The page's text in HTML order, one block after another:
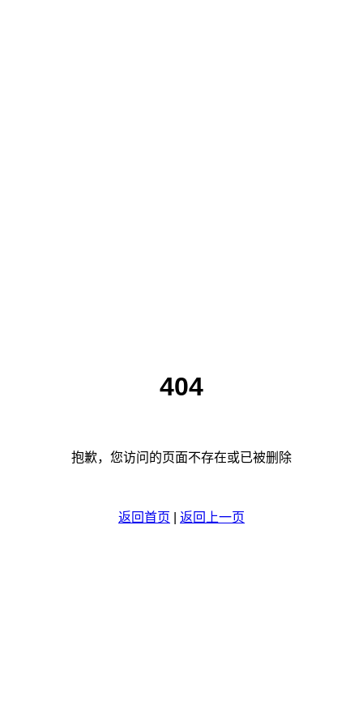
404
抱歉，您访问的页面不存在或已被删除
返回首页 返回上一页